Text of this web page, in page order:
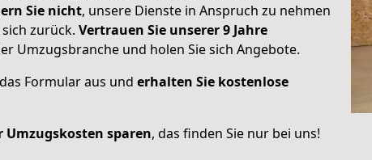
Sie nicht, unsere Dienste in Anspruch zu nehmen
zurück. Vertrauen Sie unserer 9 Jahre
Umzugsbranche und holen Sie sich Angebote.
Formular aus und erhalten Sie kostenlose
Umzugskosten sparen, das finden Sie nur bei uns!